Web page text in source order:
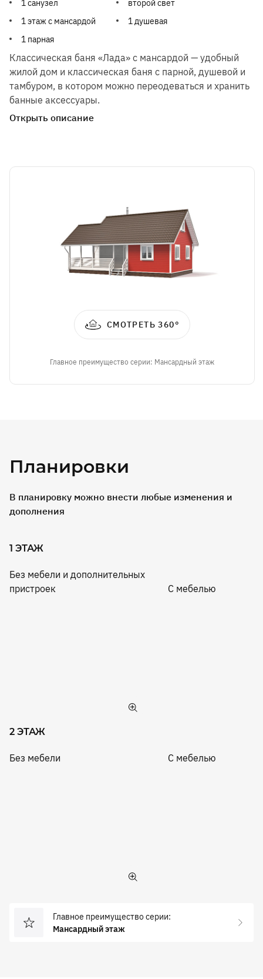
СМОТРЕТЬ 360°
Главное преимущество серии: Мансардный этаж
Классическая баня «Лада» с мансардой — удобный
жилой дом и классическая баня с парной, душевой и
тамбуром, в котором можно переодеваться и хранить
банные аксессуары.
Открыть описание
1 санузел
второй свет
1 этаж с мансардой
1 душевая
1 парная
Планировки
В планировку можно внести любые изменения и
дополнения
1 ЭТАЖ
Без мебели и дополнительных
пристроек
С мебелью
2 ЭТАЖ
Без мебели С мебелью
Главное преимущество серии:
Мансардный этаж